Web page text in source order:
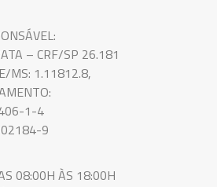
– CRF/SP 26.181
MS: 1.11812.8,
1-4
9
08:00H ÀS 18:00H